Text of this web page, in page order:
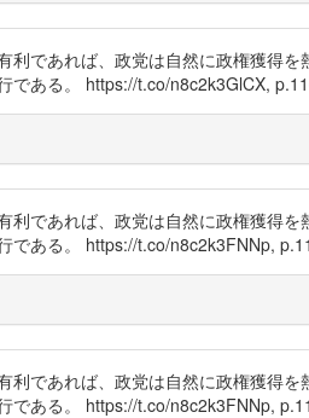
であれば、政党は自然に政権獲得
である。 https://t.co/n8c2k3GlCX,
であれば、政党は自然に政権獲得
である。 https://t.co/n8c2k3FNNp,
であれば、政党は自然に政権獲得
である。 https://t.co/n8c2k3FNNp,